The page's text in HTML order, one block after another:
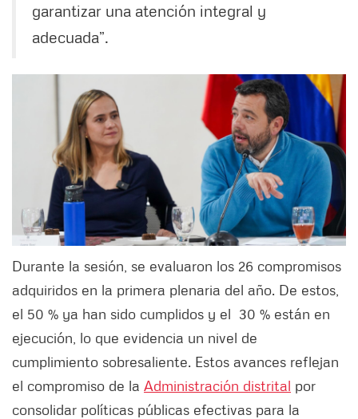
garantizar una atención integral y
adecuada”.
Durante la sesión, se evaluaron los 26 compromisos
adquiridos en la primera plenaria del año. De estos,
el 50 % ya han sido cumplidos y el 30 % están en
ejecución, lo que evidencia un nivel de
cumplimiento sobresaliente. Estos avances reflejan
el compromiso de la Administración distrital por
consolidar políticas públicas efectivas para la